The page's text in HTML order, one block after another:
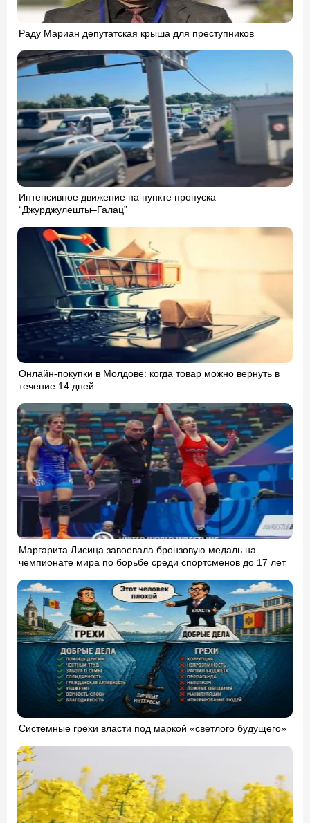
Раду Мариан депутатская крыша для преступников
Интенсивное движение на пункте пропуска
“Джурджулешты–Галац”
Онлайн-покупки в Молдове: когда товар можно вернуть в
течение 14 дней
Маргарита Лисица завоевала бронзовую медаль на
чемпионате мира по борьбе среди спортсменов до 17 лет
Системные грехи власти под маркой «светлого будущего»